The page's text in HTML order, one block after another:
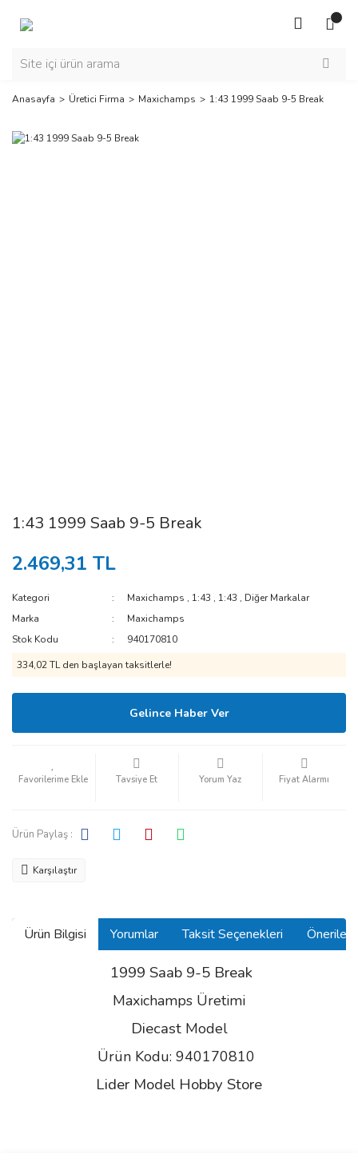
Anasayfa Üretici Firma Maxichamps 1:43 1999 Saab 9-5 Break
1:43 1999 Saab 9-5 Break
2.469,31 TL
Kategori Maxichamps , 1:43 , 1:43 , Diğer Markalar
Marka
Maxichamps
Stok Kodu
940170810
334,02 TL den başlayan taksitlerle!
Gelince Haber Ver
Tavsiye Et Yorum Yaz Fiyat Alarmı
Ürün Paylaş :
Karşılaştır
Ürün Bilgisi Yorumlar Taksit Seçenekleri
1999 Saab 9-5 Break
Maxichamps Üretimi
Diecast Model
Ürün Kodu: 940170810
Lider Model Hobby Store